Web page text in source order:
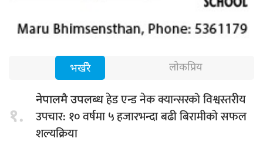
भर्खरै लोकप्रिय
१.
नेपालमै उपलब्धहेड एन्ड नेक क्यान्सरको विश्वस्तरीय
उपचार: १० वर्षमा ५ हजारभन्दा बढी बिरामीको सफल
शल्यक्रिया